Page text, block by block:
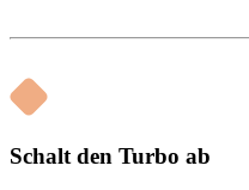
Schalt den Turbo ab